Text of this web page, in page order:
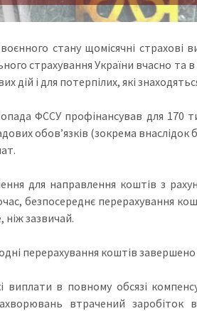
стану щомісячні
страхування України вчасно та
дій і для потерпілих, які
ФССУ профінансував для 170
обов’язків (зокрема
для направлення коштів з
безпосереднє перерахування
зазвичай.
перерахування коштів завершено
виплати в повному обсязі
втрачений заробіток